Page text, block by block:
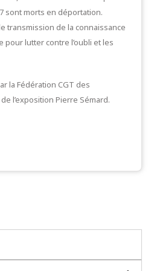
sont morts en déportation.
transmission de la connaissance
lutter contre l’oubli et les
la Fédération CGT des
l’exposition Pierre Sémard.